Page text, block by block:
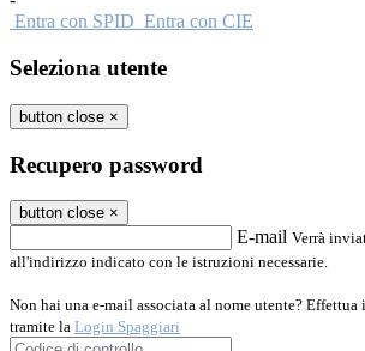
Entra con SPID Entra con CIE
Seleziona utente
button close ×
Recupero password
button close ×
E-mail Verrà
all'indirizzo indicato con le istruzioni necessarie.
Non hai una e-mail associata al nome utente? Effettua
tramite la Login Spaggiari